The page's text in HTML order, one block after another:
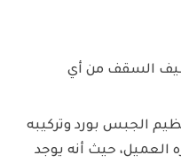
السقف من أي
الجبس بورد وتركيبه
العميل، حيث أنه يوجد